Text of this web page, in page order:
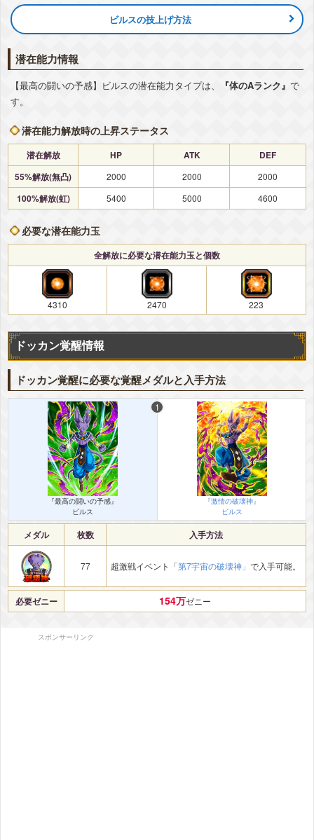
ビルスの技上げ方法
潜在能力情報
【最高の闘いの予感】ビルスの潜在能力タイプは、 『体のAランク』 で
す。
潜在能力解放時の上昇ステータス
潜在解放 HP ATK
DEF
55%解放(無凸)
2000 2000 2000
100%解放(虹) 5400 5000 4600
必要な潜在能力玉
全解放に必要な潜在能力玉と個数
4310 2470 223
ドッカン覚醒情報
ドッカン覚醒に必要な覚醒メダルと入手方法
『最高の闘いの予感』
ビルス
『激情の破壊神』
ビルス
メダル 枚数 入手方法
77 超激戦イベント「第7宇宙の破壊神」 で入手可能。
必要ゼニー 154万ゼニー
スポンサーリンク